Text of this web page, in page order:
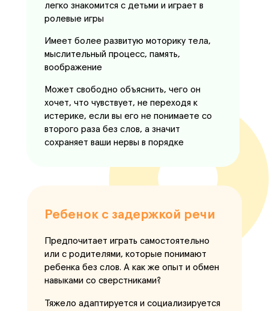
Предпочитает играть самостоятельно
или с родителями, которые понимают
ребенка без слов. А как же опыт и обмен
навыками со сверстниками?
Тяжело адаптируется и социализируется
легко знакомится с детьми и играет в
ролевые игры
Имеет более развитую моторику тела,
мыслительный процесс, память,
воображение
Может свободно объяснить, чего он
хочет, что чувствует, не переходя к
истерике, если вы его не понимаете со
второго раза без слов, а значит
сохраняет ваши нервы в порядке
Ребенок с задержкой речи